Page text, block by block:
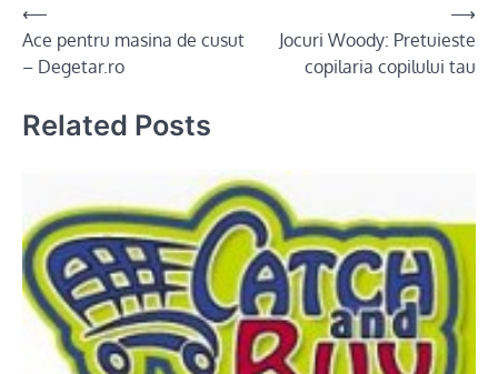
Post
navigation
⟵
Ace pentru masina de cusut
– Degetar.ro
Jocuri Woody: Pretuieste
copilaria copilului tau
⟶
Related Posts